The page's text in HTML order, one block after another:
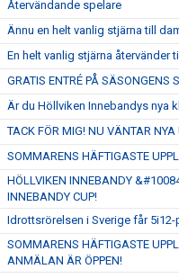
Återvändande spelare
Ännu en helt vanlig stjärna till
En helt vanlig stjärna återvänder
GRATIS ENTRÉ PÅ SÄSONGENS
Är du Höllviken Innebandys nya
TACK FÖR MIG! NU VÄNTAR
SOMMARENS HÄFTIGASTE
HÖLLVIKEN INNEBANDY
INNEBANDY CUP!
Idrottsrörelsen i Sverige får 5i12-
SOMMARENS HÄFTIGASTE
ANMÄLAN ÄR ÖPPEN!